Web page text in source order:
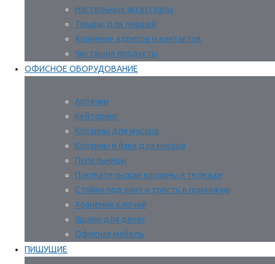
Настольные аксессуары
Товары для левшей
Хранение адресов и контактов
Чистящие продукты
ОФИСНОЕ ОБОРУДОВАНИЕ
Аптечки
Кейтеринг
Корзины для мусора
Корзины и баки для мусора
Пепельницы
Покупательские корзины и тележки
Стойки под зонт и трость в прихожую
Хранение ключей
Ящики для денег
Офисная мебель
ПИШУЩИЕ